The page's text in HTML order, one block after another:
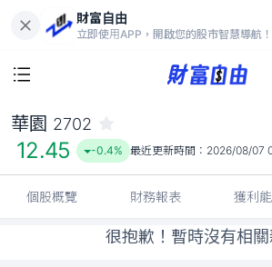
財富自由
立即使用APP，開啟您的股市智慧導航！
12.45
-0.4%
華園 2702
12.45 -0.4% 最近更新時間： 2026/08/07
個股概覽 財務報表 獲利
很抱歉！暫時沒有相關